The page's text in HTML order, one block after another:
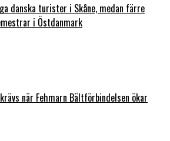
danska turister i Skåne, medan färre
i Östdanmark
när Fehmarn Bältförbindelsen ökar